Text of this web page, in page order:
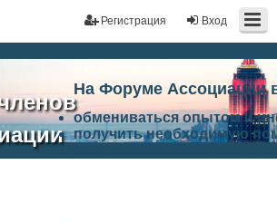
Вход
Регистрация
На Форуме Ассоциации
обмениваться опытом и
получить необходимую